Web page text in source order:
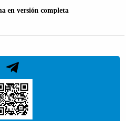
en versión completa